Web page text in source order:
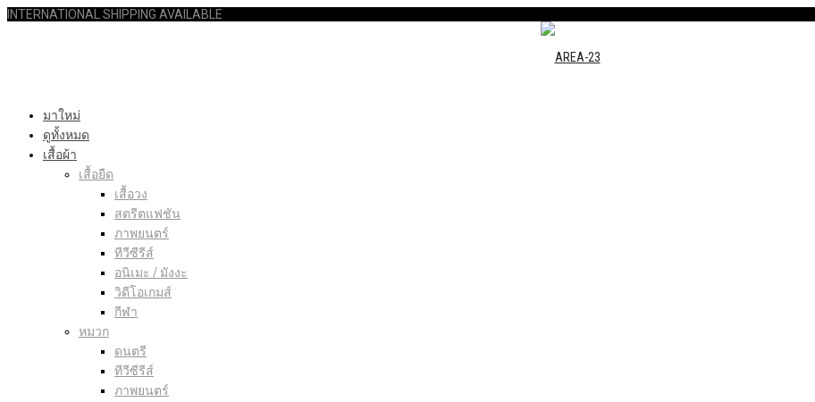
INTERNATIONAL SHIPPING AVAILABLE
มาใหม่
ดูทั้งหมด
เสื้อผ้า
เสื้อยืด
เสื้อวง
สตรีตแฟชัน
ภาพยนตร์
ทีวีซีรีส์
อนิเมะ / มังงะ
วิดีโอเกมส์
กีฬา
หมวก
ดนตรี
ทีวีซีรีส์
ภาพยนตร์